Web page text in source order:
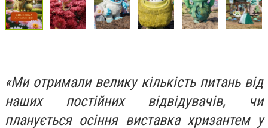
«Ми отримали велику кількість питань від
наших постійних відвідувачів, чи
планується осіння виставка хризантем у